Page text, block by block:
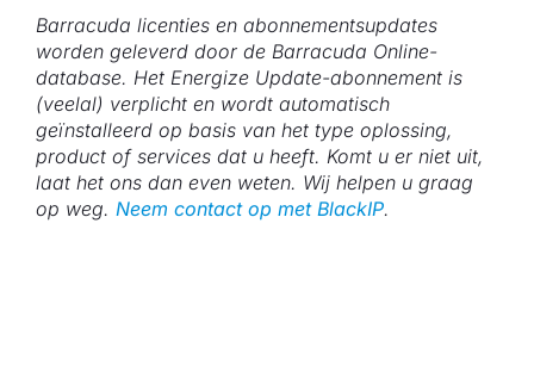
Barracuda licenties en abonnementsupdates
worden geleverd door de Barracuda Online-
database. Het Energize Update-abonnement is
(veelal) verplicht en wordt automatisch
geïnstalleerd op basis van het type oplossing,
product of services dat u heeft. Komt u er niet uit,
laat het ons dan even weten. Wij helpen u graag
op weg. Neem contact op met BlackIP.